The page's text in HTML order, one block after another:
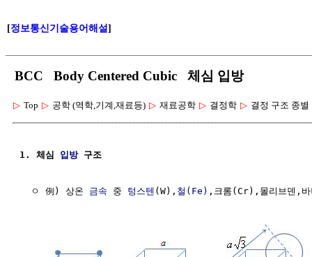
[정보통신기술용어해설]
BCC Body Centered Cubic 체심 입방
▷ Top ▷ 공학 (역학,기계,재료등) ▷ 재료공학 ▷ 결정학 ▷ 결정 구조 종별
1. 체심 입방 구조
  ㅇ 例) 상온
금속 중 텅스텐 (W), 철(Fe) ,크롬(Cr),몰리브덴,바